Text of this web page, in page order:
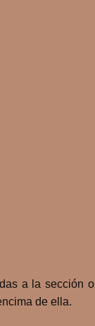
a la sección o
de ella.